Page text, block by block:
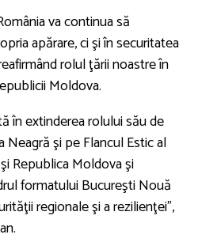
va continua să
apărare, ci şi în securitatea
rolul ţării noastre în
Moldova.
în extinderea rolului său de
şi pe Flancul Estic al
Republica Moldova şi
formatului Bucureşti Nouă
regionale şi a rezilienţei”,